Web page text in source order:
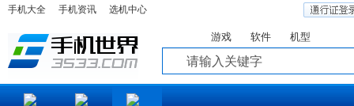
手机大全 手机资讯 选机中心
游戏 软件 机型